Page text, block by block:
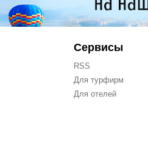
Сервисы
RSS
Для турфирм
Для отелей